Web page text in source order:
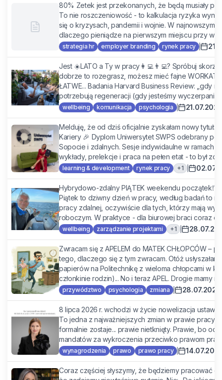
80% Zetek jest przekonanych, że będą musiały
To nie roszczeniowość - to kalkulacja ryzyka
się o kryzysach, pandemii i wojnie. W najnowszym
dlaczego pieniądze na pierwszym miejscu przy
strategia hr employer branding rynek pracy
Jest ☀️LATO a Ty w pracy👩‍💻👨‍💻? Spróbuj
dobrze to rozegrasz, możesz mieć fajne
ŁATWE... Badania Harvard Business Review: „gdy
potrzebują regeneracji (gdy jesteśmy wyczerpani),
wellbeing komunikacja psychologia
Melduję, że od dziś oficjalnie zyskałam nowy tytuł:
Kariery 🎉 Dyplom Uniwersytet SWPS odebrany po
Sopocie i zdalnych. Sesje indywidaulne w ramach
wykłady, prelekcje i praca na pełen etat - to był
learning & development rynek pracy +1
Hybrydowo-zdalny PIĄTEK weekendu początek⁉️
Piątek to dziwny dzień w pracy, według badań to
pracy zdalnej, oczywiście dla tych, którzy mają
roboczym. W praktyce - dla biurowej braci coraz
wellbeing zarządzanie projektami +1
Zwracam się z APELEM do MATEK CHŁOPCÓW –
tego, dlaczego się z tym zwracam. Otóż
papierów na Politechnikę z wieloma chłopcami w
członkinie rodzin)... No i teraz APEL. Drogie mamy
przywództwo psychologia zmiana 28.07.2026
8 lipca 2026 r. wchodzi w życie nowelizacja ustawy
To jedna z najważniejszych zmian w prawie pracy
formalnie zostaje... prawie nietknięty. Prawie, bo od
mandatów za wykroczenia przeciwko prawom
wynagrodzenia prawo prawo pracy
Coraz częściej słyszymy, że będziemy pracować